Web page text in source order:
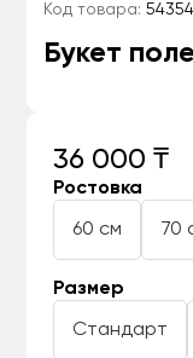
Код товара: 54354
Букет
36 000 ₸
Ростовка
60 см 70
Размер
Стандарт